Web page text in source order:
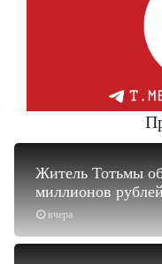
вчера
Житель Тотьмы
миллионов